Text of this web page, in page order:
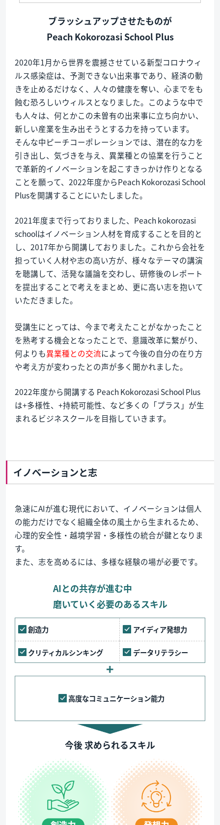
ブラッシュアップさせたものが
Peach Kokorozasi School Plus
2020年1月から世界を震撼させている新型コロナウィ
ルス感染症は、予測できない出来事であり、経済の動
きを止めるだけなく、人々の健康を奪い、心までをも
蝕む恐ろしいウィルスとなりました。このような中で
も人々は、何とかこの未曽有の出来事に立ち向かい、
新しい産業を生み出そうとする力を持っています。
そんな中ピーチコーポレーションでは、潜在的な力を
引き出し、気づきを与え、異業種との協業を行うこと
で革新的イノベーションを起こすきっかけ作りとなる
ことを願って、2022年度からPeach Kokorozasi School
Plusを開講することにいたしました。
2021年度まで行っておりました、Peach kokorozasi
schoolはイノベーション人材を育成することを目的と
し、2017年から開講しておりました。これから会社を
担っていく人材や志の高い方が、様々なテーマの講演
を聴講して、活発な議論を交わし、研修後のレポート
を提出することで考えをまとめ、更に高い志を抱いて
いただきました。
受講生にとっては、今まで考えたことがなかったこと
を熟考する機会となったことで、意識改革に繋がり、
何よりも異業種との交流によって今後の自分の在り方
や考え方が変わったとの声が多く聞かれました。
2022年度から開講する Peach Kokorozasi School Plus
は+多様性、+持続可能性、など多くの「プラス」が生
まれるビジネスクールを目指していきます。
イノベーションと志
急速にAIが進む現代において、イノベーションは個人
の能力だけでなく組織全体の風土から生まれるため、
心理的安全性・越境学習・多様性の統合が鍵となりま
す。
また、志を高めるには、多様な経験の場が必要です。
AIとの共存が進む中
磨いていく必要のあるスキル
創造力 アイディア発想力
クリティカルシンキング データリテラシー
高度なコミュニケーション能力
今後 求められるスキル